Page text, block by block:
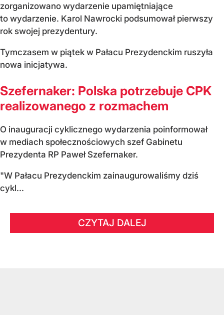
zorganizowano wydarzenie upamiętniające
to wydarzenie. Karol Nawrocki podsumował pierwszy
rok swojej prezydentury.
Tymczasem w piątek w Pałacu Prezydenckim ruszyła
nowa inicjatywa.
Szefernaker: Polska potrzebuje CPK
realizowanego z rozmachem
O inauguracji cyklicznego wydarzenia poinformował
w mediach społecznościowych szef Gabinetu
Prezydenta RP Paweł Szefernaker.
"W Pałacu Prezydenckim zainaugurowaliśmy dziś
cykl...
CZYTAJ DALEJ